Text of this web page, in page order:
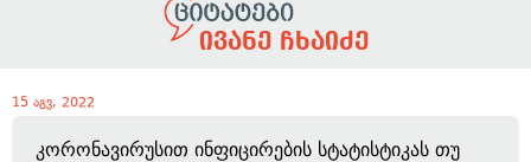
ივანე ჩხაიძე
15 აგვ, 2022
კორონავირუსით ინფიცირების სტატისტიკას თუ